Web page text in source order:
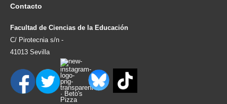
Contacto
Facultad de Ciencias de la Educación
C/ Pirotecnia s/n -
41013 Sevilla